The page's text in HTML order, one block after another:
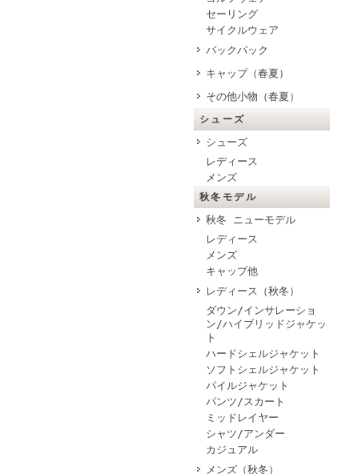
セーリング
サイクルウェア
バックパック
キャップ（春夏）
その他小物（春夏）
シューズ
シューズ
レディース
メンズ
秋冬モデル
秋冬 ニューモデル
レディース
メンズ
キャップ他
レディース（秋冬）
ダウン/インサレーショ
ン/ハイブリッドジャケッ
ト
ハードシェルジャケット
ソフトシェルジャケット
パイルジャケット
パンツ/スカート
ミッドレイヤー
シャツ/アンダー
カジュアル
メンズ（秋冬）